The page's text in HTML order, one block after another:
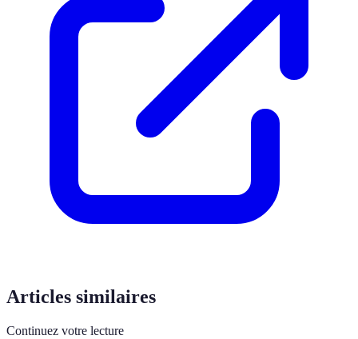
Articles similaires
Continuez votre lecture